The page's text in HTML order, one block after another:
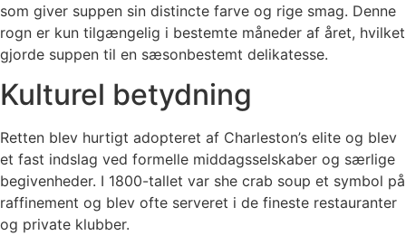
som giver suppen sin distincte farve og rige smag. Denne
rogn er kun tilgængelig i bestemte måneder af året, hvilket
gjorde suppen til en sæsonbestemt delikatesse.
Kulturel betydning
Retten blev hurtigt adopteret af Charleston’s elite og blev
et fast indslag ved formelle middagsselskaber og særlige
begivenheder. I 1800-tallet var she crab soup et symbol på
raffinement og blev ofte serveret i de fineste restauranter
og private klubber.